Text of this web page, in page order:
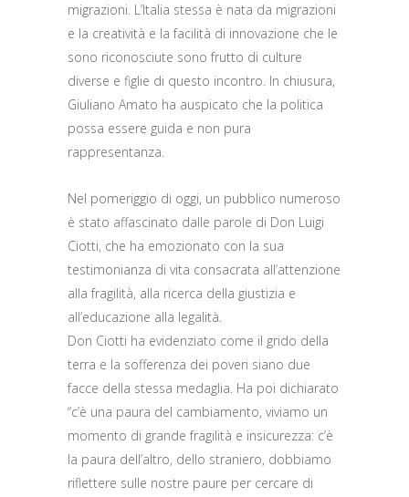
migrazioni. L’Italia stessa è nata da migrazioni
e la creatività e la facilità di innovazione che le
sono riconosciute sono frutto di culture
diverse e figlie di questo incontro. In chiusura,
Giuliano Amato ha auspicato che la politica
possa essere guida e non pura
rappresentanza.
Nel pomeriggio di oggi, un pubblico numeroso
è stato affascinato dalle parole di Don Luigi
Ciotti, che ha emozionato con la sua
testimonianza di vita consacrata all’attenzione
alla fragilità, alla ricerca della giustizia e
all’educazione alla legalità.
Don Ciotti ha evidenziato come il grido della
terra e la sofferenza dei poveri siano due
facce della stessa medaglia. Ha poi dichiarato
“c’è una paura del cambiamento, viviamo un
momento di grande fragilità e insicurezza: c’è
la paura dell’altro, dello straniero, dobbiamo
riflettere sulle nostre paure per cercare di